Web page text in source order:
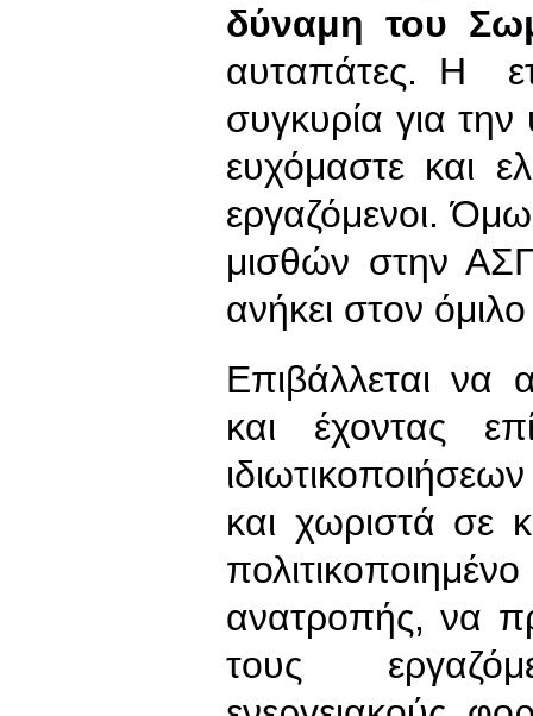
δύναμη του
αυταπάτες. Η
συγκυρία για
ευχόμαστε και
εργαζόμενοι.
μισθών στην
ανήκει στον
Επιβάλλεται να
και έχοντας
και χωριστά σε
ανατροπής, να
τους